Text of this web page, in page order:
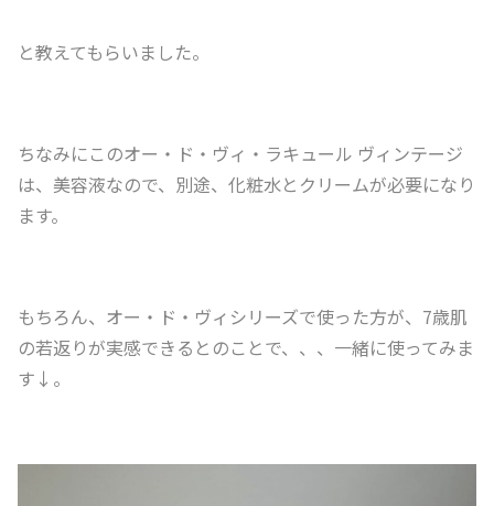
と教えてもらいました。
ちなみにこのオー・ド・ヴィ・ラキュール ヴィンテージ
は、美容液なので、別途、化粧水とクリームが必要になり
ます。
もちろん、オー・ド・ヴィシリーズで使った方が、7歳肌
の若返りが実感できるとのことで、、、一緒に使ってみま
す↓。